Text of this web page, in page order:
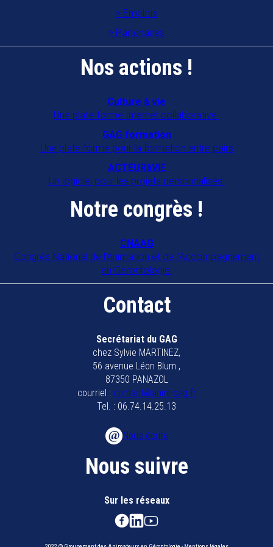
Emplois
Partenaires
Nos actions !
Culture à vie
Une plate-forme Internet collaborative.
GAG formation
Une plate-forme pour la formation entre pairs
ACTEURàVIE
Un logiciel pour les projets personnalisés.
Notre congrès !
CNAAG
Congrès National de l'Animation et de l'Accompagnement
en Gérontologie.
Contact
Secrétariat du GAG
chez Sylvie MARTINEZ,
56 avenue Léon Blum ,
87350 PANAZOL
courriel : contact@anim-gag.fr
Tel. : 06.74.14.25.13
Nous écrire
Nous suivre
Sur les réseaux